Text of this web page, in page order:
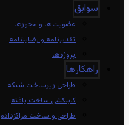
سوابق
عضویت‌ها و مجوزها
تقدیرنامه و رضایتنامه
پروژه‌ها
راهکارها
طراحی زیرساخت شبکه
کابلکشی ساخت یافته
طراحی و ساخت مراکزداده